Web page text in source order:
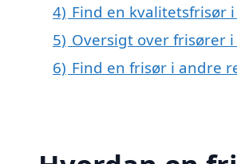
4) Find en kvalitetsfrisør
5) Oversigt over frisører
6) Find en frisør i andre